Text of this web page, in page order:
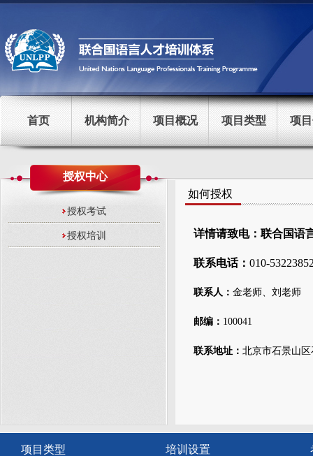
首页 机构简介 项目概况 项目类型 项
授权中心
授权考试
授权培训
如何授权
详情请致电：联合国语
联系电话： 010-
联系人： 金老师、刘老师
邮编： 100041
联系地址： 北京市石景山
项目类型 培训设置